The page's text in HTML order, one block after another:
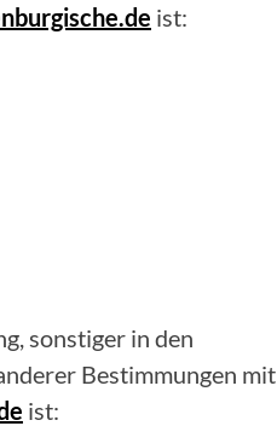
ist:
sonstiger in den
Bestimmungen mit
ist: